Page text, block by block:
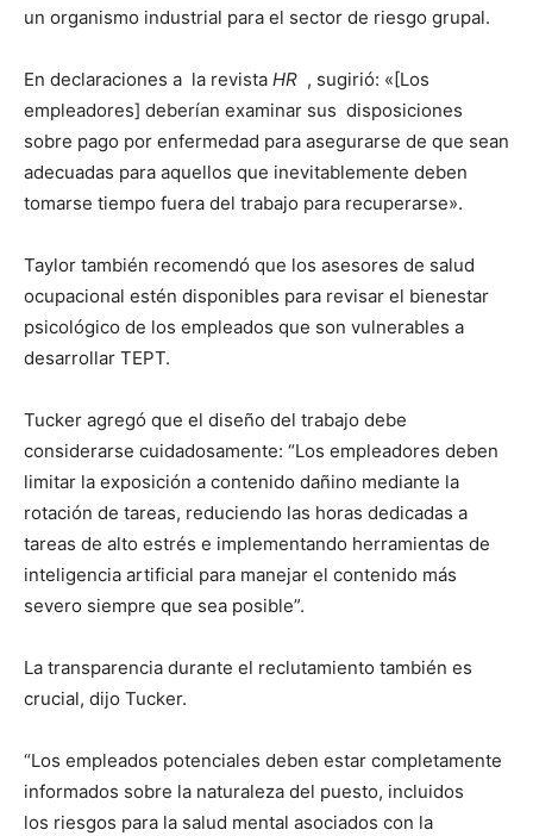
un organismo industrial para el sector de riesgo grupal.
En declaraciones a la revista HR , sugirió: «[Los
empleadores] deberían examinar sus disposiciones
sobre pago por enfermedad para asegurarse de que sean
adecuadas para aquellos que inevitablemente deben
tomarse tiempo fuera del trabajo para recuperarse».
Taylor también recomendó que los asesores de salud
ocupacional estén disponibles para revisar el bienestar
psicológico de los empleados que son vulnerables a
desarrollar TEPT.
Tucker agregó que el diseño del trabajo debe
considerarse cuidadosamente: “Los empleadores deben
limitar la exposición a contenido dañino mediante la
rotación de tareas, reduciendo las horas dedicadas a
tareas de alto estrés e implementando herramientas de
inteligencia artificial para manejar el contenido más
severo siempre que sea posible”.
La transparencia durante el reclutamiento también es
crucial, dijo Tucker.
“Los empleados potenciales deben estar completamente
informados sobre la naturaleza del puesto, incluidos
los riesgos para la salud mental asociados con la